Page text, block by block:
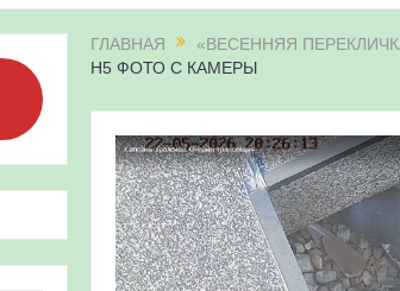
«Соловьиные вечера-2026» в Республике
сапсанов Уралсиба получили имена и кольца
«Весенняя перекличка-2026» в Республике
2026» — 21-31 мая 2026
для ребят из дневного лагеря центра
и осмотр птенцов сапсанов на крыше
ГЛАВНАЯ «ВЕСЕННЯЯ
Н5 ФОТО С КАМЕРЫ